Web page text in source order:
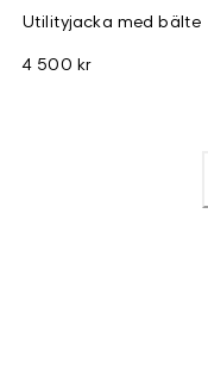
Utilityjacka med bälte
4 500 kr